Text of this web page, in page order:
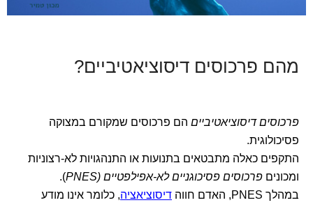
מהם פרכוסים דיסוציאטיביים?
פרכוסים דיסוציאטיביים הם פרכוסים שמקורם במצוקה
פסיכולוגית.
התקפים כאלה מתבטאים בתנועות או התנהגויות לא-רצוניות
ומכונים פרכוסים פסיכוגניים לא-אפילפטיים (PNES
).
במהלך PNES, האדם חווה
דיסוציאציה, כלומר אינו מודע